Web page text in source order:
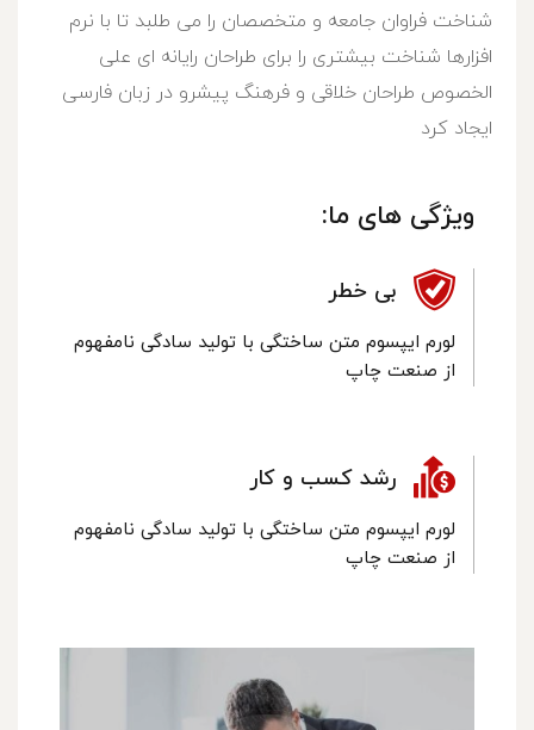
شناخت فراوان جامعه و متخصصان را می طلبد تا با نرم
افزارها شناخت بیشتری را برای طراحان رایانه ای علی
الخصوص طراحان خلاقی و فرهنگ پیشرو در زبان فارسی
ایجاد کرد
ویژگی های ما:
بی خطر
لورم ایپسوم متن ساختگی با تولید سادگی نامفهوم
از صنعت چاپ
رشد کسب و کار
لورم ایپسوم متن ساختگی با تولید سادگی نامفهوم
از صنعت چاپ